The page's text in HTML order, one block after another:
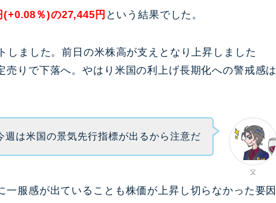
(+0.08％)の27,445円 という結果でした。
しました。前日の米株高が支えとなり上昇しました
売りで下落へ。やはり米国の利上げ長期化への警戒感は
父
週は米国の景気先行指標が出るから注意だ
服感が出ていることも株価が上昇し切らなかった要因